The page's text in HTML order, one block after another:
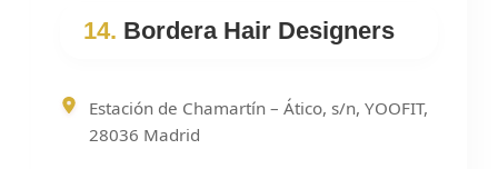
14. Bordera Hair Designers
Estación de Chamartín – Ático, s/n, YOOFIT,
28036 Madrid